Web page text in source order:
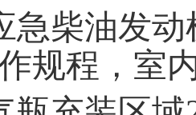
急柴油发
规程，室